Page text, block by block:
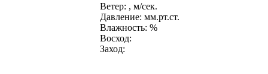
Ветер: , м/сек.
Давление: мм.рт.ст.
Влажность: %
Восход:
Заход: